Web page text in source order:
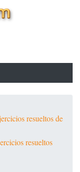
resueltos de
resueltos